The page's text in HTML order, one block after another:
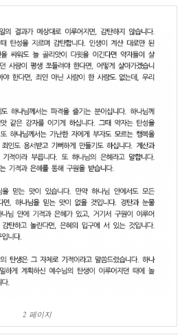
2 페이지